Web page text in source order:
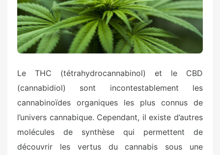
Le THC (tétrahydrocannabinol) et le CBD
(cannabidiol) sont incontestablement les
cannabinoïdes organiques les plus connus de
l’univers cannabique. Cependant, il existe d’autres
molécules de synthèse qui permettent de
découvrir les vertus du cannabis sous une